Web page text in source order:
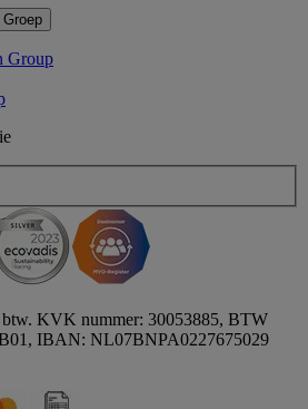
Group
KVK nummer: 30053885, BTW
IBAN: NL07BNPA0227675029